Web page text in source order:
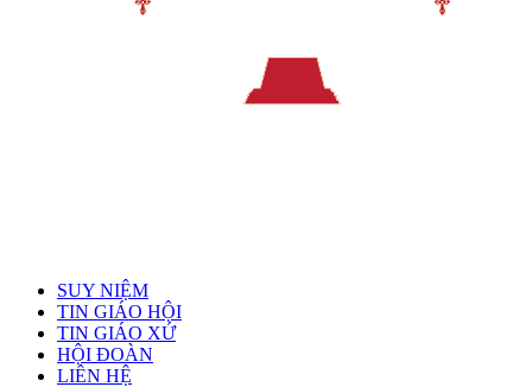
SUY NIỆM
TIN GIÁO HỘI
TIN GIÁO XỨ
HỘI ĐOÀN
LIÊN HỆ